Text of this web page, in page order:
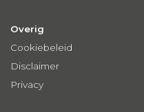
Overig
Cookiebeleid
Disclaimer
Privacy